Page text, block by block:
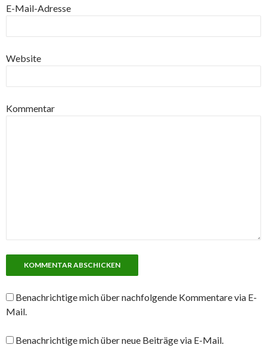
E-Mail-Adresse
Website
Kommentar
Benachrichtige mich über nachfolgende Kommentare via E-
Mail.
Benachrichtige mich über neue Beiträge via E-Mail.